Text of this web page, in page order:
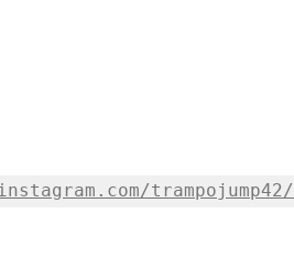
trampojump42/